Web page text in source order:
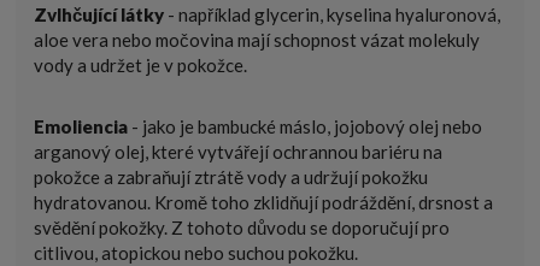
Zvlhčující látky - například glycerin, kyselina hyaluronová,
aloe vera nebo močovina mají schopnost vázat molekuly
vody a udržet je v pokožce.
Emoliencia - jako je bambucké máslo, jojobový olej nebo
arganový olej, které vytvářejí ochrannou bariéru na
pokožce a zabraňují ztrátě vody a udržují pokožku
hydratovanou. Kromě toho zklidňují podráždění, drsnost a
svědění pokožky. Z tohoto důvodu se doporučují pro
citlivou, atopickou nebo suchou pokožku.